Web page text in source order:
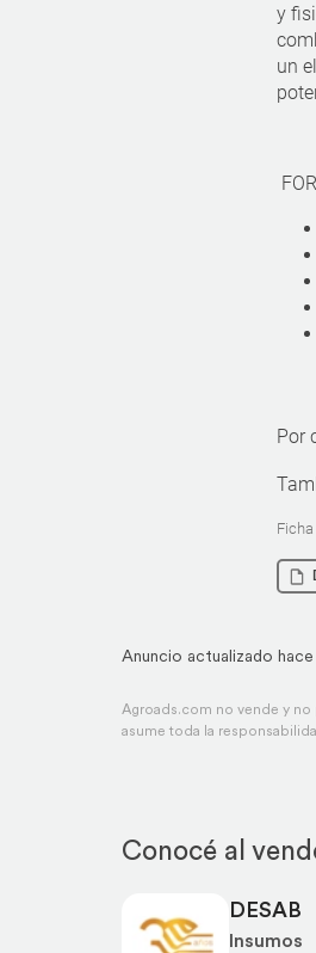
y
un
Por
Anuncio actualizado
Agroads.com no vende y
asume toda la
Conocé al
DESAB
Insumos